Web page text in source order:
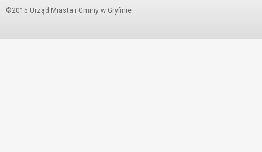
©2015 Urząd Miasta i Gminy w Gryfinie